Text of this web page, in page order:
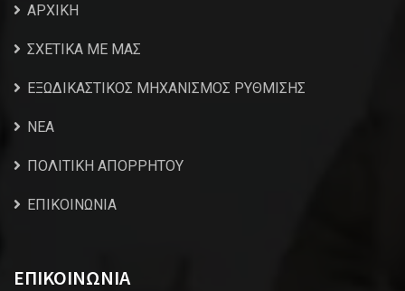
ΑΡΧΙΚΗ
ΣΧΕΤΙΚΑ ΜΕ ΜΑΣ
ΕΞΩΔΙΚΑΣΤΙΚΟΣ ΜΗΧΑΝΙΣΜΟΣ ΡΥΘΜΙΣΗΣ
NEA
ΠΟΛΙΤΙΚΗ ΑΠΟΡΡΗΤΟΥ
ΕΠΙΚΟΙΝΩΝΙΑ
ΕΠΙΚΟΙΝΩΝΙΑ